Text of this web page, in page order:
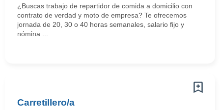
¿Buscas trabajo de repartidor de comida a domicilio con
contrato de verdad y moto de empresa? Te ofrecemos
jornada de 20, 30 o 40 horas semanales, salario fijo y
nómina ...
Carretillero/a